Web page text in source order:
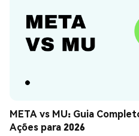
META vs MU: Guia
Ações para 2026